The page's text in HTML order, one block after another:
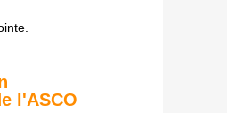
l'ASCO